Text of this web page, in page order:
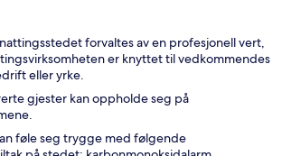
forvaltes av en profesjonell vert,
er knyttet til vedkommendes
eller yrke.
gjester kan oppholde seg på
føle seg trygge med følgende